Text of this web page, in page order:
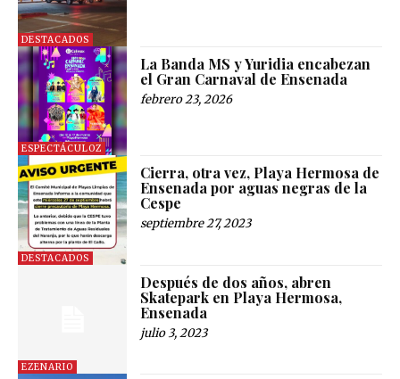
DESTACADOS
ESPECTÁCULOZ
La Banda MS y Yuridia encabezan
el Gran Carnaval de Ensenada
febrero 23, 2026
DESTACADOS
Cierra, otra vez, Playa Hermosa de
Ensenada por aguas negras de la
Cespe
septiembre 27, 2023
EZENARIO
Después de dos años, abren
Skatepark en Playa Hermosa,
Ensenada
julio 3, 2023